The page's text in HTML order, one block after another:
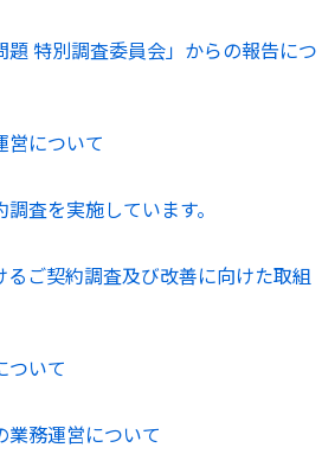
題 特別調査委員会」からの報告につ
営について
査を実施しています。
るご契約調査及び改善に向けた取組
ついて
業務運営について